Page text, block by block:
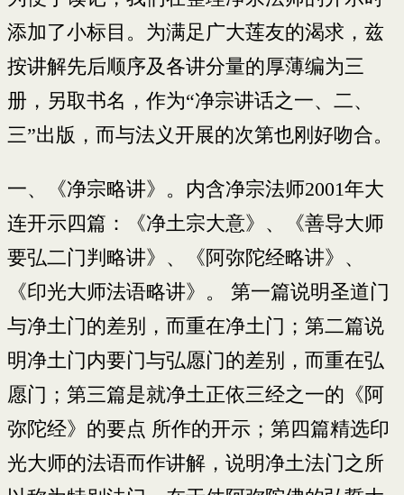
添加了小标目。为满足广大莲友的渴求，兹
按讲解先后顺序及各讲分量的厚薄编为三
册，另取书名，作为“净宗讲话之一、二、
三”出版，而与法义开展的次第也刚好吻合。
一、《净宗略讲》。内含净宗法师2001年大
连开示四篇：《净土宗大意》、《善导大师
要弘二门判略讲》、《阿弥陀经略讲》、
《印光大师法语略讲》。 第一篇说明圣道门
与净土门的差别，而重在净土门；第二篇说
明净土门内要门与弘愿门的差别，而重在弘
愿门；第三篇是就净土正依三经之一的《阿
弥陀经》的要点 所作的开示；第四篇精选印
光大师的法语而作讲解，说明净土法门之所